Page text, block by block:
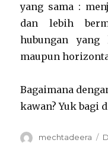
yang sama :
dan lebih
hubungan
maupun
Bagaimana
kawan? Yuk bagi
Author
mechtadeera